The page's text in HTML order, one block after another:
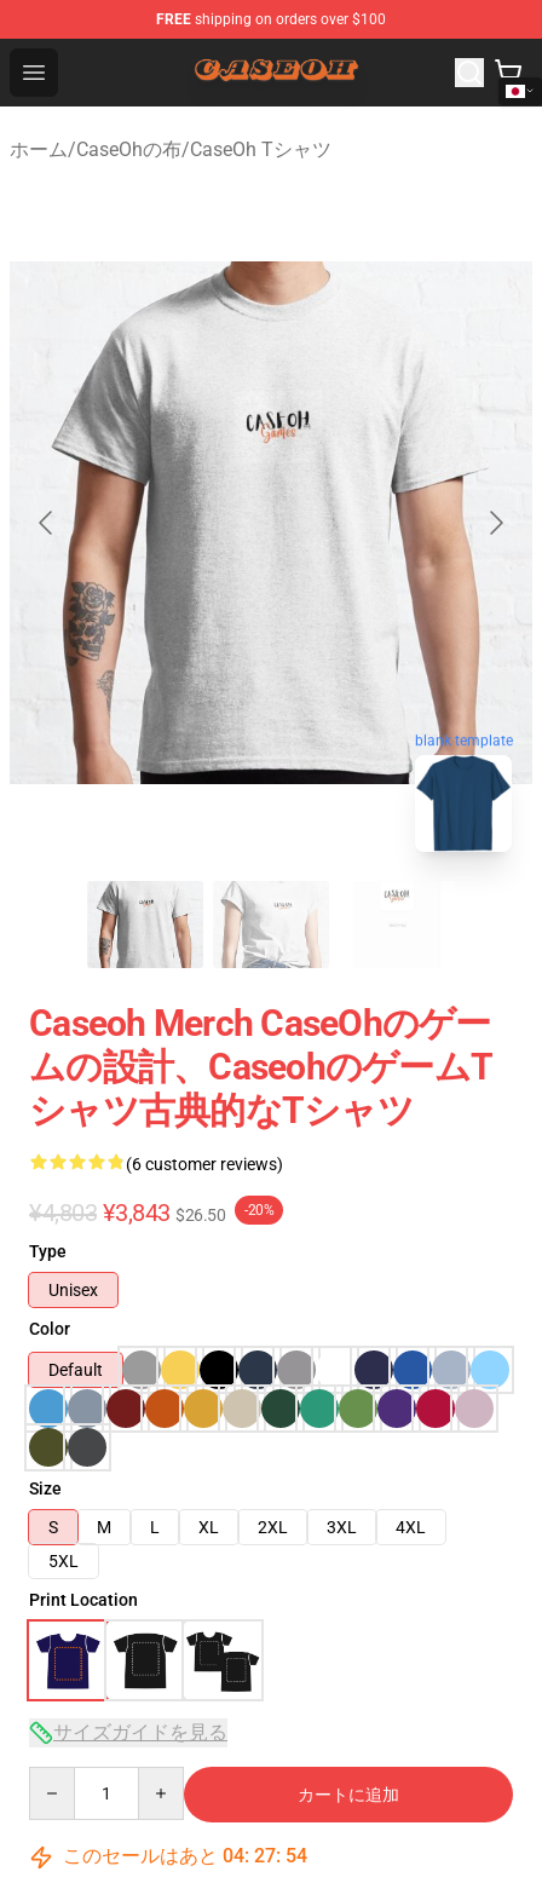
FREE shipping on orders over $100
Open menu
CaseOh Shop - Official CaseOh Merchandise Store
ホーム/CaseOhの布/CaseOh Tシャツ
blank template
Caseoh Merch CaseOhのゲー
ムの設計、CaseohのゲームT
シャツ古典的なTシャツ
(6 customer reviews)
¥4,803 ¥3,843 $26.50 -20%
Type
Unisex
Color
Default
Size
S
M L XL 2XL 3XL
4XL
5XL
Print Location
サイズガイドを見る
カートに追加
このセールはあと 04: 27: 54